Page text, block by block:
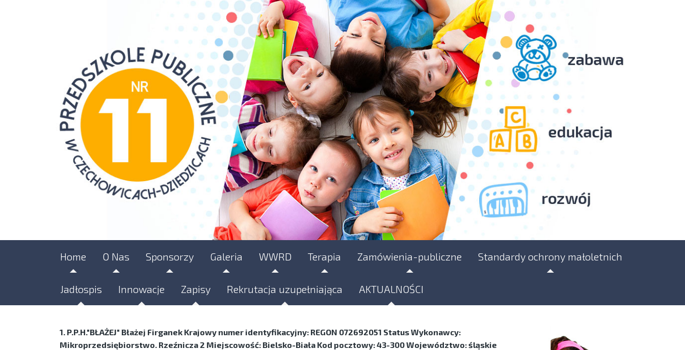
Home O Nas Sponsorzy Galeria WWRD Terapia Zamówienia-publiczne Standardy ochrony małoletnich
Jadłospis Innowacje Zapisy Rekrutacja uzupełniająca AKTUALNOŚCI
1. P.P.H."BŁAŻEJ" Błażej Firganek Krajowy numer identyfikacyjny: REGON 072692051 Status Wykonawcy:
Mikroprzedsiębiorstwo. Rzeźnicza 2 Miejscowość: Bielsko-Biała Kod pocztowy: 43-300 Województwo: śląskie